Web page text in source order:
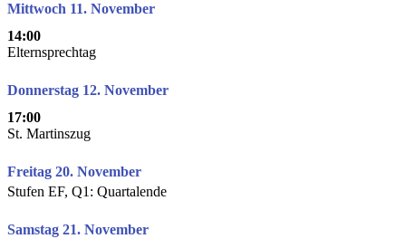
Mittwoch 11. November
14:00
Elternsprechtag
Donnerstag 12. November
17:00
St. Martinszug
Freitag 20. November
Stufen EF, Q1: Quartalende
Samstag 21. November